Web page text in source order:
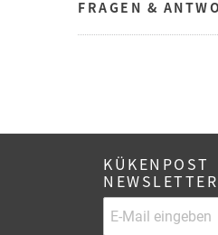
FRAGEN &
KÜKENPOST
NEWSLETTER